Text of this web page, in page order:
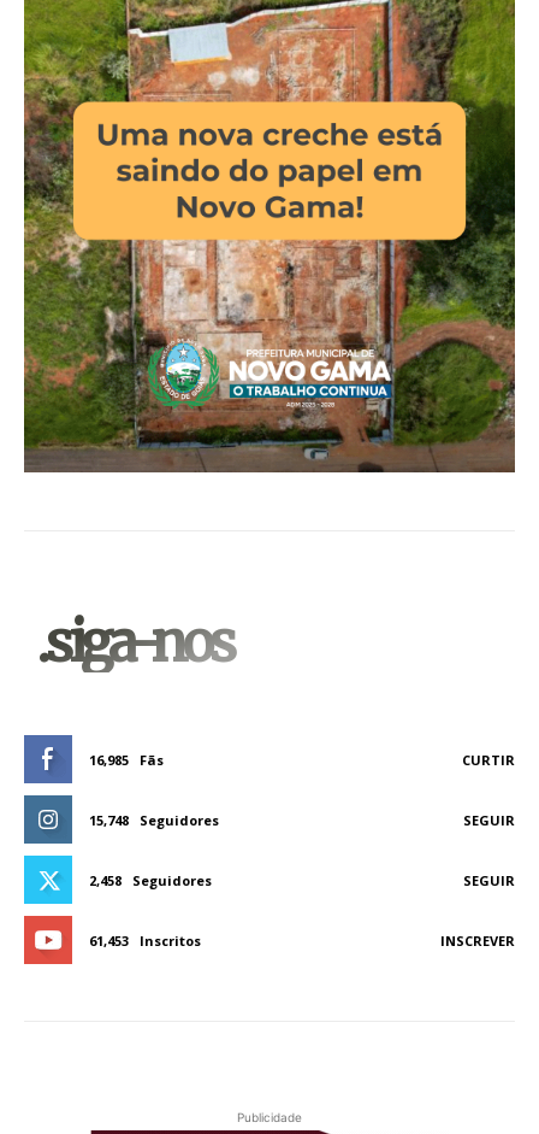
.siga-nos
16,985 Fãs CURTIR
15,748 Seguidores SEGUIR
2,458 Seguidores SEGUIR
61,453 Inscritos INSCREVER
Publicidade